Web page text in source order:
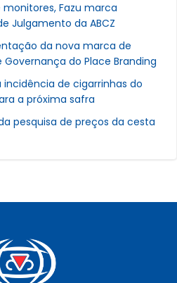
Fazu marca
Julgamento da ABCZ
da nova marca de
do Place Branding
de cigarrinhas do
a próxima safra
pesquisa de preços da cesta